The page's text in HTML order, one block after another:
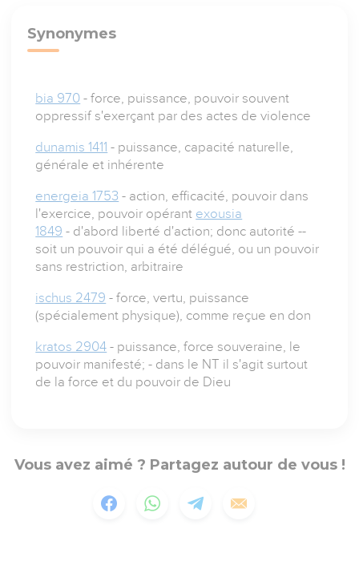
Synonymes
bia 970 - force, puissance, pouvoir souvent
oppressif s'exerçant par des actes de violence
dunamis 1411 - puissance, capacité naturelle,
générale et inhérente
energeia 1753 - action, efficacité, pouvoir dans
l'exercice, pouvoir opérant exousia
1849 - d'abord liberté d'action; donc autorité --
soit un pouvoir qui a été délégué, ou un pouvoir
sans restriction, arbitraire
ischus 2479 - force, vertu, puissance
(spécialement physique), comme reçue en don
kratos 2904 - puissance, force souveraine, le
pouvoir manifesté; - dans le NT il s'agit surtout
de la force et du pouvoir de Dieu
Vous avez aimé ? Partagez autour de vous !